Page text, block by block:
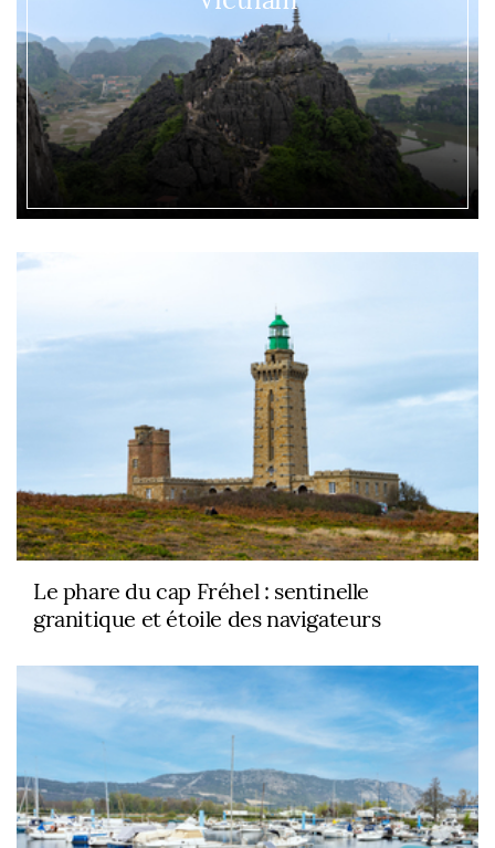
Le phare du cap Fréhel : sentinelle
granitique et étoile des navigateurs